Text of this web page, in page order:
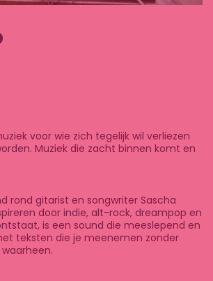
voor wie zich tegelijk wil verliezen
Muziek die zacht binnen komt en
rond gitarist en songwriter Sascha
door indie, alt-rock, dreampop en
is een sound die meeslepend en
teksten die je meenemen zonder